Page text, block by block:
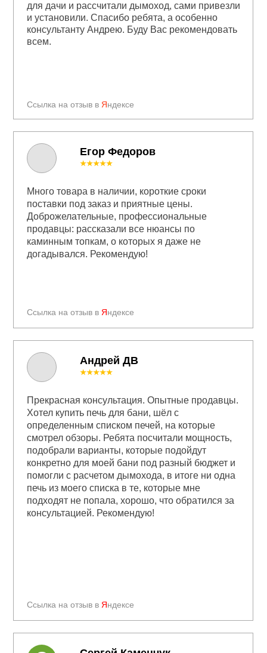
Ссылка на отзыв в Яндексе
для дачи и рассчитали дымоход, сами привезли
и установили. Спасибо ребята, а особенно
консультанту Андрею. Буду Вас рекомендовать
всем.
Егор Федоров
Ссылка на отзыв в Яндексе
★★★★★
Много товара в наличии, короткие сроки
поставки под заказ и приятные цены.
Доброжелательные, профессиональные
продавцы: рассказали все нюансы по
каминным топкам, о которых я даже не
догадывался. Рекомендую!
Андрей ДВ
Ссылка на отзыв в Яндексе
★★★★★
Прекрасная консультация. Опытные продавцы.
Хотел купить печь для бани, шёл с
определенным списком печей, на которые
смотрел обзоры. Ребята посчитали мощность,
подобрали варианты, которые подойдут
конкретно для моей бани под разный бюджет и
помогли с расчетом дымохода, в итоге ни одна
печь из моего списка в те, которые мне
подходят не попала, хорошо, что обратился за
консультацией. Рекомендую!